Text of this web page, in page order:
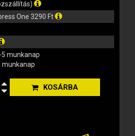
One 3290 Ft
5 munkanap
munkanap
KOSÁRBA